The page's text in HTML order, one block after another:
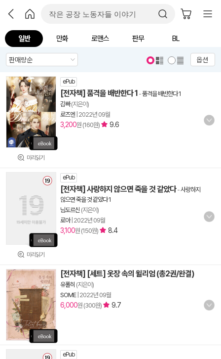
일반 만화 로맨스 판무 BL
옵션
미리읽기
ePub
[전자책] 품격을 배반한다 1 -품격을 배반한다 1
김빠(지은이)
로즈엔 2022년 09월
3,200원 (160원) 9.6
미리읽기
ePub
[전자책] 사랑하지 않으면 죽을 것 같았다-사랑하지
않으면 죽을 것 같았다 1
님도르신 (지은이)
로아| 2022년 09월
3,100원 (150원) 8.4
[전자책] [세트] 옷장 속의 윌리엄 (총2권/완결)
유폴히 (지은이)
SOME| 2022년 09월
6,000원 (300원) 9.7
ePub